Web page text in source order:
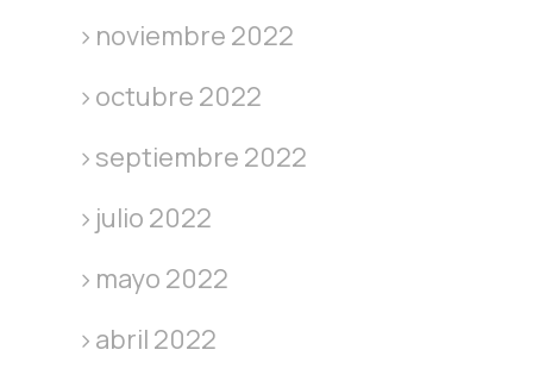
noviembre 2022
octubre 2022
septiembre 2022
julio 2022
mayo 2022
abril 2022